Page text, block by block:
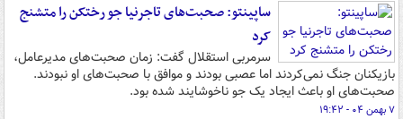
ساپینتو: صحبت‌های تاجرنیا جو رختکن را متشنج
کرد
سرمربی استقلال گفت: زمان صحبت‌های مدیرعامل،
بازیکنان جنگ نمی‌کردند اما عصبی بودند و موافق با صحبت‌های او نبودند.
صحبت‌های او باعث ایجاد یک جو ناخوشایند شده بود.
۷ بهمن ۰۴ - ۱۹:۴۲